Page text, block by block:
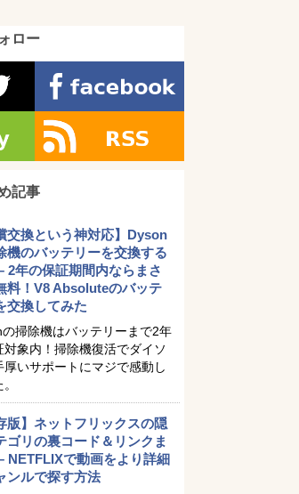
ロー
記事
交換という神対応】Dyson
機のバッテリーを交換する
2年の保証期間内ならまさ
料！V8 Absoluteのバッテ
交換してみた
の掃除機はバッテリーまで2年
対象内！掃除機復活でダイソ
厚いサポートにマジで感動し
版】ネットフリックスの隠
ゴリの裏コード＆リンクま
NETFLIXで動画をより詳細
ンルで探す方法